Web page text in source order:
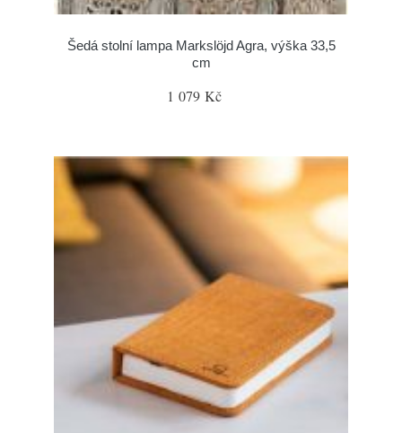
Šedá stolní lampa Markslöjd Agra, výška 33,5
cm
1 079 Kč